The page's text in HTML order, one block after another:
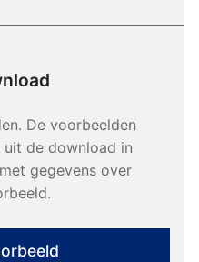
De voorbeelden
de download in
gegevens over